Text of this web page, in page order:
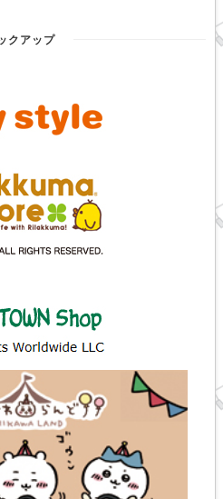
クアップ